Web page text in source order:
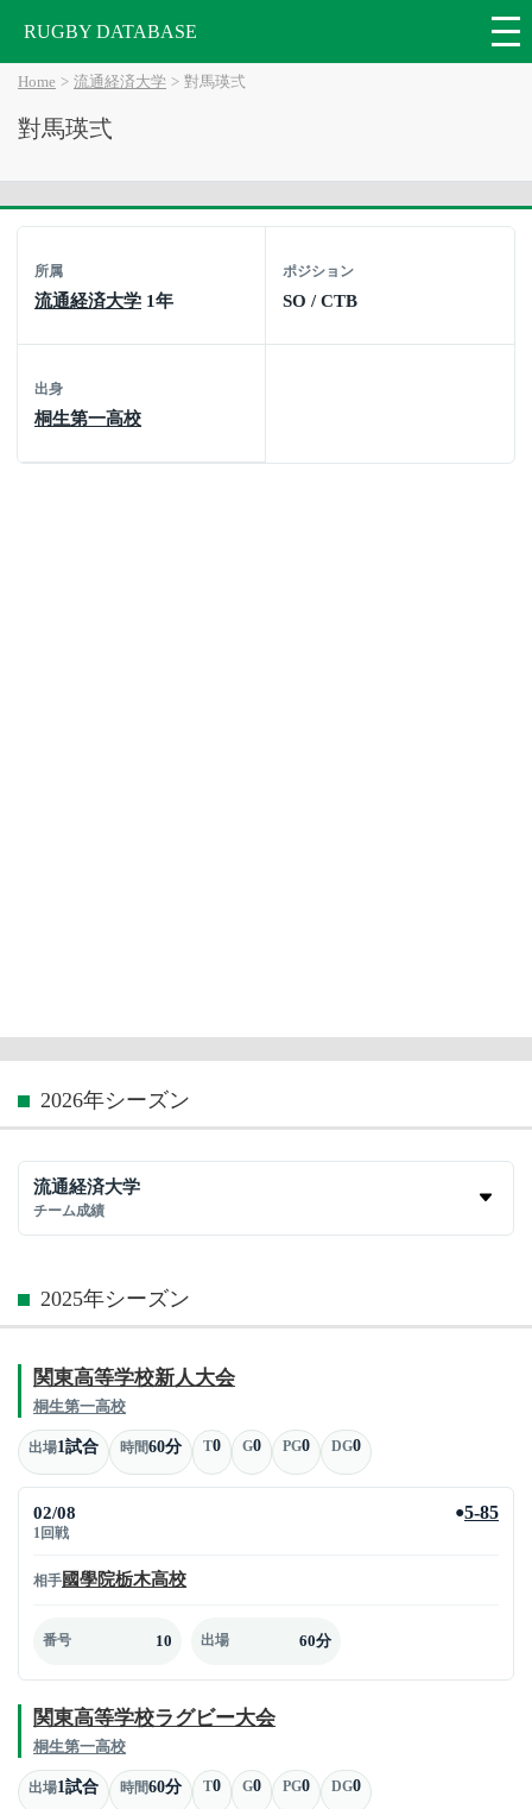
RUGBY DATABASE
Home 流通経済大学 對馬瑛弍
對馬瑛弍
所属
流通経済大学 1年
ポジション
SO / CTB
出身
桐生第一高校
2026年シーズン
流通経済大学
チーム成績
2025年シーズン
関東高等学校新人大会
桐生第一高校
出場1試合 時間60分 T0 G0 PG0 DG0
02/08
1回戦
●5-85
相手國學院栃木高校
番号 10 出場 60分
関東高等学校ラグビー大会
桐生第一高校
出場1試合 時間60分 T0 G0 PG0 DG0